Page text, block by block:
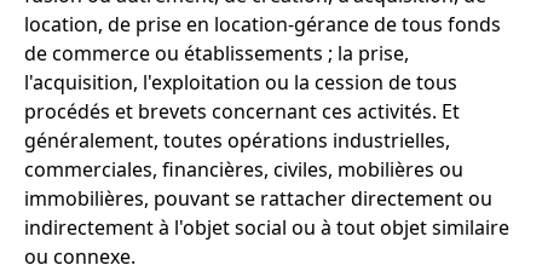
location, de prise en location-gérance de tous fonds
de commerce ou établissements ; la prise,
l'acquisition, l'exploitation ou la cession de tous
procédés et brevets concernant ces activités. Et
généralement, toutes opérations industrielles,
commerciales, financières, civiles, mobilières ou
immobilières, pouvant se rattacher directement ou
indirectement à l'objet social ou à tout objet similaire
ou connexe.